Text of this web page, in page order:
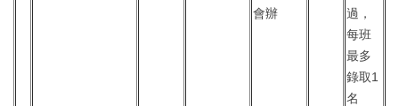
會辦
過，
每班
最多
錄取1
名